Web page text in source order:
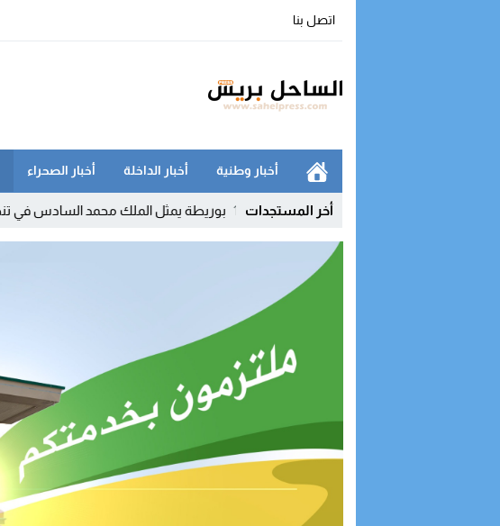
اتصل بنا
أخبار وطنية أخبار الداخلة أخبار الصحراء
أخر المستجدات11:04 بوريطة يمثل الملك محمد السادس في تنصيب رئيس